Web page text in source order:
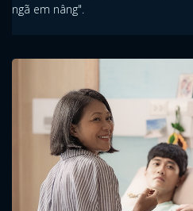
ngã em nâng".